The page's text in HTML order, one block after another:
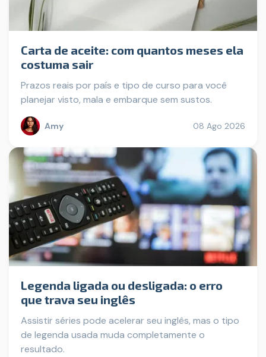
Carta de aceite: com quantos meses ela
costuma sair
Prazos reais por país e tipo de curso para você
planejar visto, mala e embarque sem sustos.
Amy 08 Ago 2026
Legenda ligada ou desligada: o erro
que trava seu inglês
Assistir séries pode acelerar seu inglês, mas o tipo
de legenda usada muda completamente o
resultado.